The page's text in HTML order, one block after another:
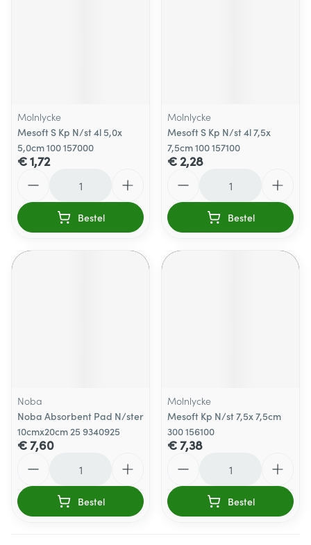
Molnlycke
Mesoft S Kp N/st 4l 5,0x
5,0cm 100 157000
€ 1,72
Bestel
Molnlycke
Mesoft S Kp N/st 4l 7,5x
7,5cm 100 157100
€ 2,28
Bestel
Noba
Noba Absorbent Pad N/ster
10cmx20cm 25 9340925
€ 7,60
Bestel
Molnlycke
Mesoft Kp N/st 7,5x 7,5cm
300 156100
€ 7,38
Bestel